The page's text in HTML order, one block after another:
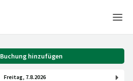
Buchung hinzufügen
Freitag, 7.8.2026